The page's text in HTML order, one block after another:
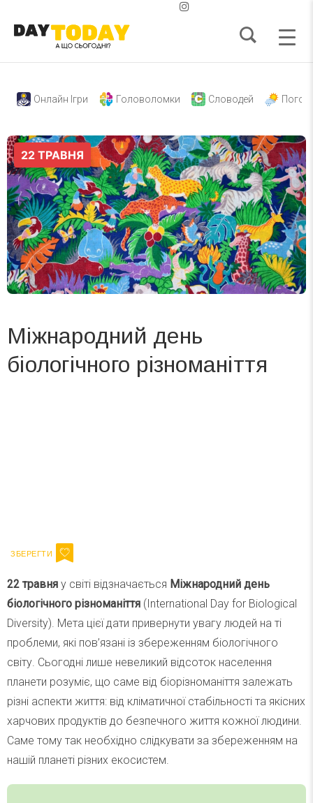
Онлайн Ігри Головоломки Словодей
Міжнародний день
біологічного різноманіття
22 травня у світі відзначається Міжнародний день
біологічного різноманіття (International Day for Biological
Diversity). Мета цієї дати привернути увагу людей на ті
проблеми, які пов’язані із збереженням біологічного
світу. Сьогодні лише невеликий відсоток населення
планети розуміє, що саме від біорізноманіття залежать
різні аспекти життя: від кліматичної стабільності та якісних
харчових продуктів до безпечного життя кожної людини.
Саме тому так необхідно слідкувати за збереженням на
нашій планеті різних екосистем.